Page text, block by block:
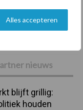
Alles accepteren
nieuws
blijft grillig:
houden